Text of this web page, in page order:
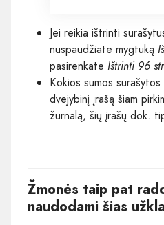
Jei reikia ištrinti
nuspaudžiate mygtuką
pasirenkate Ištrinti 96
Kokios sumos
dvejybinį įrašą šiam
žurnalą, šių įrašų dok.
Žmonės taip pat
naudodami šias